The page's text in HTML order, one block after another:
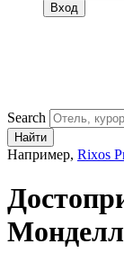
Вход
Search
Найти
Например, Rixos